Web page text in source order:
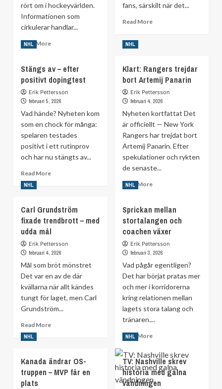
rört om i hockeyvärlden.
Informationen som
cirkulerar handlar...
Read MoreRead
Åtalad
för
Det
vet
vi
om
McKenna-
incidenten
fans, särskilt när det...
Read MoreRead
till
AHL
inför
OS
NHL
Stängs av – efter
positivt dopingtest
Erik Pettersson
februari 5, 2026
Vad hände? Nyheten kom
som en chock för många:
spelaren testades
positivt i ett rutinprov
och har nu stängts av...
Read MoreRead
av
–
efter
dopingtest
NHL
Klart: Rangers trejdar
bort Artemij Panarin
Erik Pettersson
februari 4, 2026
Nyheten kortfattat Det
är officiellt — New York
Rangers har trejdat bort
Artemij Panarin. Efter
spekulationer och rykten
de senaste...
Read MoreRead
Klart:
Rangers
trejdar
NHL
Carl Grundström
fixade trendbrott – med
udda mål
Erik Pettersson
februari 4, 2026
Mål som bröt mönstret
Det var en av de där
kvällarna när allt kändes
tungt för laget, men Carl
Grundström...
Read MoreRead
Grundström
fixade
NHL
Sprickan mellan
stortalangen och
coachen växer
Erik Pettersson
februari 3, 2026
Vad pågår egentligen?
Det har börjat pratas mer
och mer i korridorerna
kring relationen mellan
lagets stora talang och
tränaren....
Read MoreRead
about
Sprickan
mellan
stortalangen
NHL
Kanada ändrar OS-
truppen – MVP får en
plats
NHL
TV: Nashville skrev
historia med galna
vändningen